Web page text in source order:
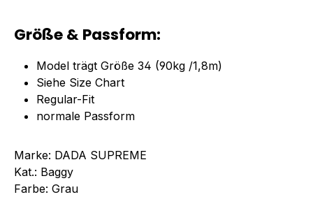
Größe & Passform:
Model trägt Größe 34 (90kg /1,8m)
Siehe Size Chart
Regular-Fit
normale Passform
Marke: DADA SUPREME
Kat.: Baggy
Farbe: Grau